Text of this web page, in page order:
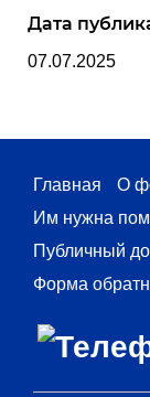
Дата
07.07.2025
Главная О
Им нужна
Публичный
Форма